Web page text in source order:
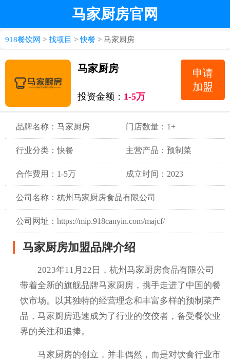
马家厨房官网
918餐饮网 > 找项目 >快餐 > 马家厨房
马家厨房
投资金额： 1-5万
申请
加盟
品牌名称：马家厨房 门店数量：1+
行业分类：快餐 主营产品：预制菜
合作费用：1-5万 成立时间：2023
公司名称：杭州马家厨房食品有限公司
公司网址：https://mip.918canyin.com/majcf/
马家厨房加盟品牌介绍
2023年11月22日，杭州马家厨房食品有限公司
带着全新的旗舰品牌马家厨房，携手走进了中国的餐
饮市场。以其独特的经营理念和丰富多样的预制菜产
品，马家厨房迅速成为了行业的佼佼者，备受餐饮业
界的关注和追捧。
马家厨房的创立，并非偶然，而是对饮食行业市